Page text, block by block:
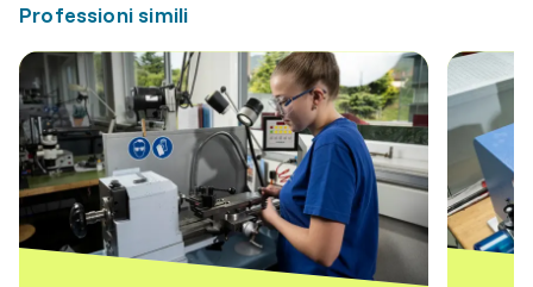
Professioni simili